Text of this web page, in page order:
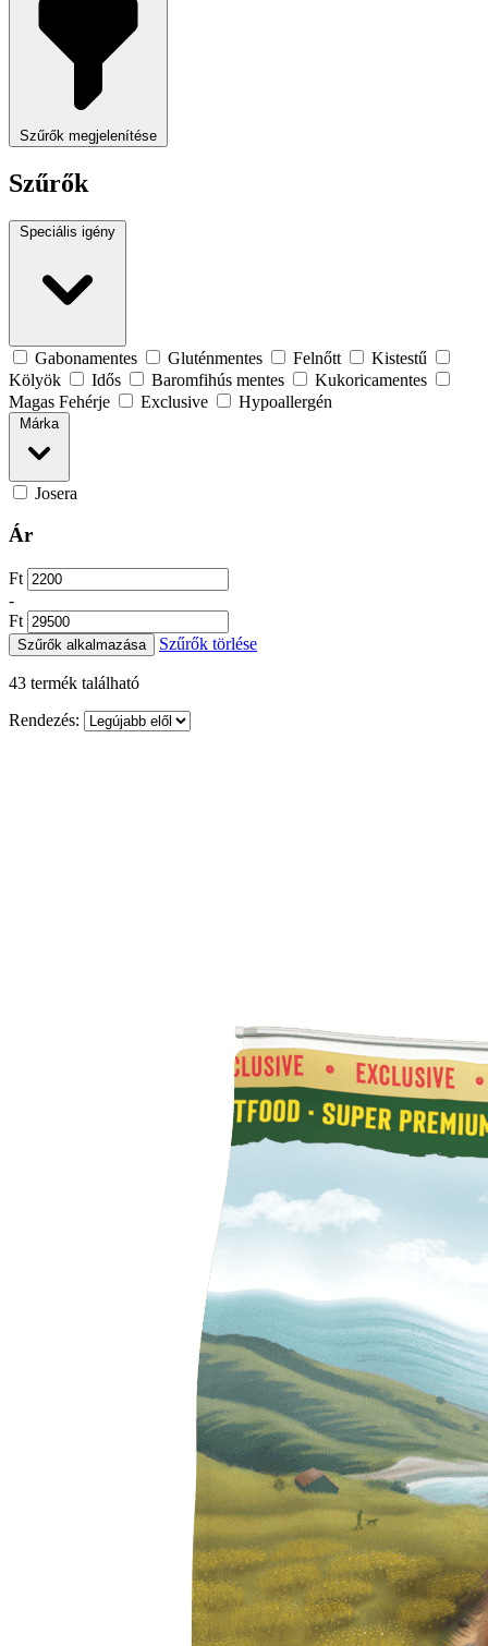
Szűrők megjelenítése
Szűrők
Speciális igény
Gabonamentes Gluténmentes Felnőtt
Kistestű
Kölyök
Idős Baromfihús mentes
Kukoricamentes
Magas Fehérje
Exclusive Hypoallergén
Márka
Josera
Ár
Ft
-
Ft
Szűrők alkalmazása Szűrők törlése
43 termék található
Rendezés: